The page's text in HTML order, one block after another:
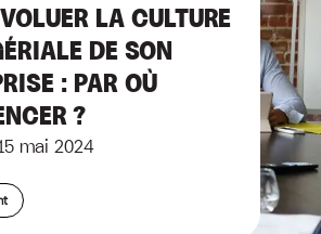
LA CULTURE
DE SON
: PAR OÙ
?
mai 2024